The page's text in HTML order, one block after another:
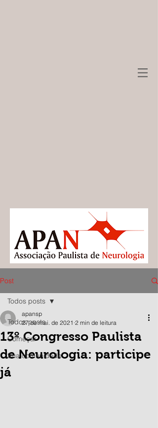
Post
Todos posts
Começar
Sua comunidade
Todos posts
13º Congresso Paulista
de Neurologia: participe
já
apansp
27 de mai. de 2021 2 min de leitura